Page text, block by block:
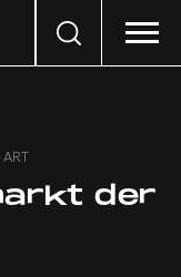
Search
ART
der